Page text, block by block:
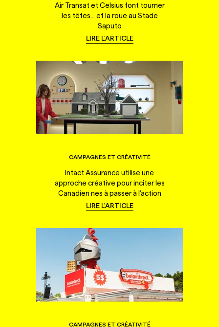
Air Transat et Celsius font tourner
les têtes... et la roue au Stade
Saputo
LIRE L'ARTICLE
CAMPAGNES ET CRÉATIVITÉ
Intact Assurance utilise une
approche créative pour inciter les
Canadien·nes à passer à l'action
LIRE L'ARTICLE
CAMPAGNES ET CRÉATIVITÉ